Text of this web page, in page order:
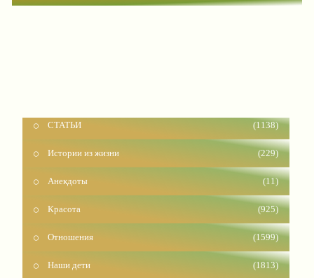
Истории из жизни (229)
Анекдоты (11)
Красота (925)
Отношения (1599)
Наши дети (1813)
Карьера (96)